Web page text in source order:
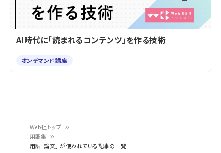
Web担トップ
用語集
用語「論文」 が使われている記事の一覧
AI時代に「読まれるコンテンツ」を作る技術
オンデマンド講座